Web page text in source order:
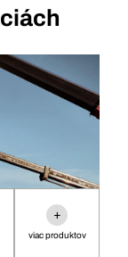
+
viac produktov